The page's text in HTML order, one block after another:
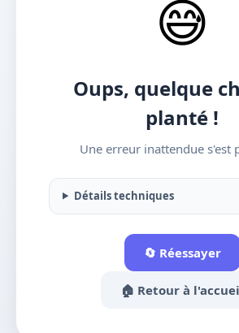
😅
Oups, quelque
planté !
Une erreur inattendue s'est
Détails techniques
🔄 Réessayer
🏠 Retour à